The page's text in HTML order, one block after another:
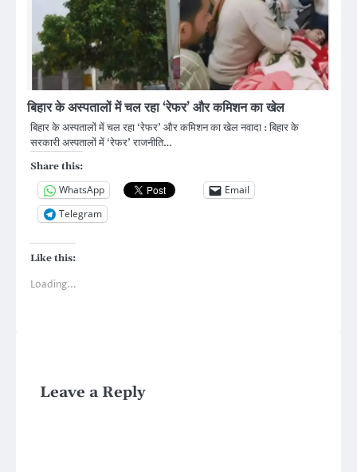
बिहार के अस्पतालों में चल रहा ‘रेफर’ और कमिशन का खेल
बिहार के अस्पतालों में चल रहा ‘रेफर’ और कमिशन का खेल नवादा : बिहार के
सरकारी अस्पतालों में ‘रेफर’ राजनीति…
Share this:
WhatsApp
Email
Telegram
Like this:
Loading...
Leave a Reply